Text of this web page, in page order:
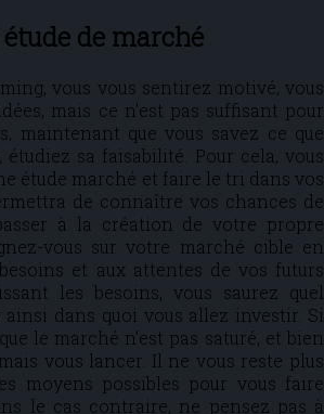
de marché
vous vous sentirez motivé, vous
mais ce n’est pas suffisant pour
maintenant que vous savez ce que
sa faisabilité. Pour cela, vous
étude marché et faire le tri dans vos
de connaître vos chances de
à la création de votre propre
vous sur votre marché cible en
et aux attentes de vos futurs
les besoins, vous saurez quel
dans quoi vous allez investir. Si
le marché n’est pas saturé, et bien
vous lancer. Il ne vous reste plus
moyens possibles pour vous faire
le cas contraire, ne pensez pas à